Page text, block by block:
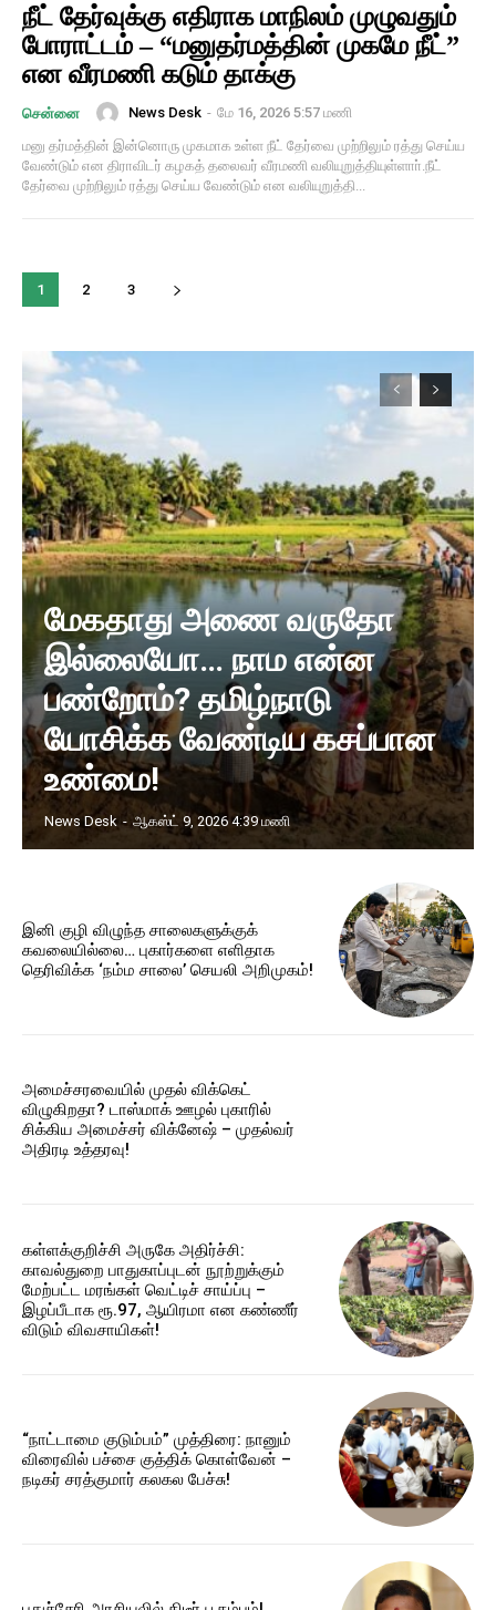
நீட் தேர்வுக்கு எதிராக மாநிலம் முழுவதும்
போராட்டம் – “மனுதர்மத்தின் முகமே நீட்”
என வீரமணி கடும் தாக்கு
சென்னை News Desk - மே 16, 2026 5:57 மணி
மனு தர்மத்தின் இன்னொரு முகமாக உள்ள நீட் தேர்வை முற்றிலும் ரத்து செய்ய
வேண்டும் என திராவிடர் கழகத் தலைவர் வீரமணி வலியுறுத்தியுள்ளாா்.நீட்
தேர்வை முற்றிலும் ரத்து செய்ய வேண்டும் என வலியுறுத்தி...
1 2 3
மேகதாது அணை வருதோ
இல்லையோ… நாம என்ன
பண்றோம்? தமிழ்நாடு
யோசிக்க வேண்டிய கசப்பான
உண்மை!
News Desk - ஆகஸ்ட் 9, 2026 4:39 மணி
இனி குழி விழுந்த சாலைகளுக்குக்
கவலையில்லை… புகார்களை எளிதாக
தெரிவிக்க ‘நம்ம சாலை’ செயலி அறிமுகம்!
அமைச்சரவையில் முதல் விக்கெட்
விழுகிறதா? டாஸ்மாக் ஊழல் புகாரில்
சிக்கிய அமைச்சர் விக்னேஷ் – முதல்வர்
அதிரடி உத்தரவு!
கள்ளக்குறிச்சி அருகே அதிர்ச்சி:
காவல்துறை பாதுகாப்புடன் நூற்றுக்கும்
மேற்பட்ட மரங்கள் வெட்டிச் சாய்ப்பு –
இழப்பீடாக ரூ.97, ஆயிரமா என கண்ணீர்
விடும் விவசாயிகள்!
“நாட்டாமை குடும்பம்” முத்திரை: நானும்
விரைவில் பச்சை குத்திக் கொள்வேன் –
நடிகர் சரத்குமார் கலகல பேச்சு!